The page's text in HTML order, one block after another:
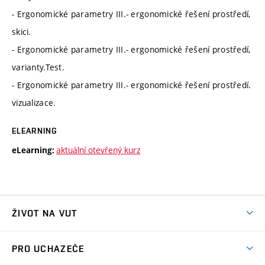
- Ergonomické parametry III.- ergonomické řešení prostředí,
skici.
- Ergonomické parametry III.- ergonomické řešení prostředí,
varianty.Test.
- Ergonomické parametry III.- ergonomické řešení prostředí.
vizualizace.
ELEARNING
eLearning: aktuální otevřený kurz
ŽIVOT NA VUT
PRO UCHAZEČE